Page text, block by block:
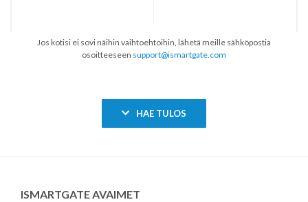
Jos kotisi ei sovi näihin vaihtoehtoihin, lähetä meille sähköpostia
osoitteeseen support@ismartgate.com
HAE TULOS
ISMARTGATE AVAIMET